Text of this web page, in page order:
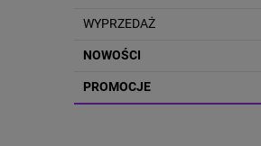
WYPRZEDAŻ
NOWOŚCI
PROMOCJE